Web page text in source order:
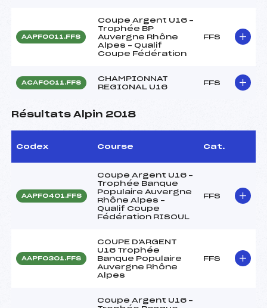
AAPF0011.FFS
Coupe Argent U16 –
Trophée BP
Auvergne Rhône
Alpes – Qualif
Coupe Fédération
FFS
ACAF0011.FFS
CHAMPIONNAT
REGIONAL U16
FFS
Résultats Alpin 2018
Codex Course Cat.
AAPF0401.FFS
Coupe Argent U16 –
Trophée Banque
Populaire Auvergne
Rhône Alpes –
Qualif Coupe
Fédération RISOUL
FFS
AAPF0301.FFS
COUPE D'ARGENT
U16 Trophée
Banque Populaire
Auvergne Rhône
Alpes
FFS
Coupe Argent U16 –